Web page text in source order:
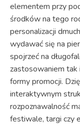
elementem przy
środków na tego
personalizacji
wydawać się na
spojrzeć na
zastosowaniem tak
formy promocji.
interaktywnym
rozpoznawalność
festiwale, targi czy